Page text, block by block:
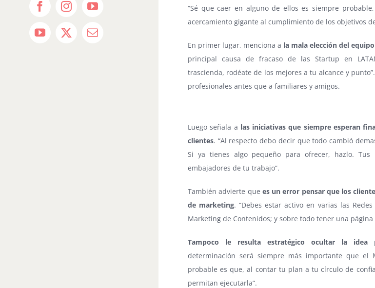
FacebookInstagramYouTube
YouTube
X Email
“Sé que caer en alguno de ellos es siempre
acercamiento gigante al cumplimiento de los objetivos
En primer lugar, menciona a la mala elección del equipo
principal causa de fracaso de las Startup en
trascienda, rodéate de los mejores a tu alcance y
profesionales antes que a familiares y amigos.
Luego señala a las iniciativas que siempre esperan
clientes. “Al respecto debo decir que todo cambió
Si ya tienes algo pequeño para ofrecer, hazlo. Tus
embajadores de tu trabajo”.
También advierte que es un error pensar que los
de marketing. “Debes estar activo en varias las
Marketing de Contenidos; y sobre todo tener una página
Tampoco le resulta estratégico ocultar la
determinación será siempre más importante que el
probable es que, al contar tu plan a tu círculo de
permitan ejecutarla”.